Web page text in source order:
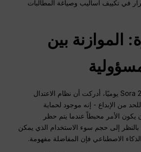
في تكييف أساليب وصياغة المطالبات
الموازنة بين
بعد أشهر من استخدام Sora 2 يوميًا، أدركت أن نظام الاعتدال
من الإبداع - إنه موجود لحماية
يكون الأمر محبطاً عندما يتم حظر
بالنظر إلى حجم سوء الاستخدام الذي يمكن
الاصطناعي فإن المفاضلة مفهومة.